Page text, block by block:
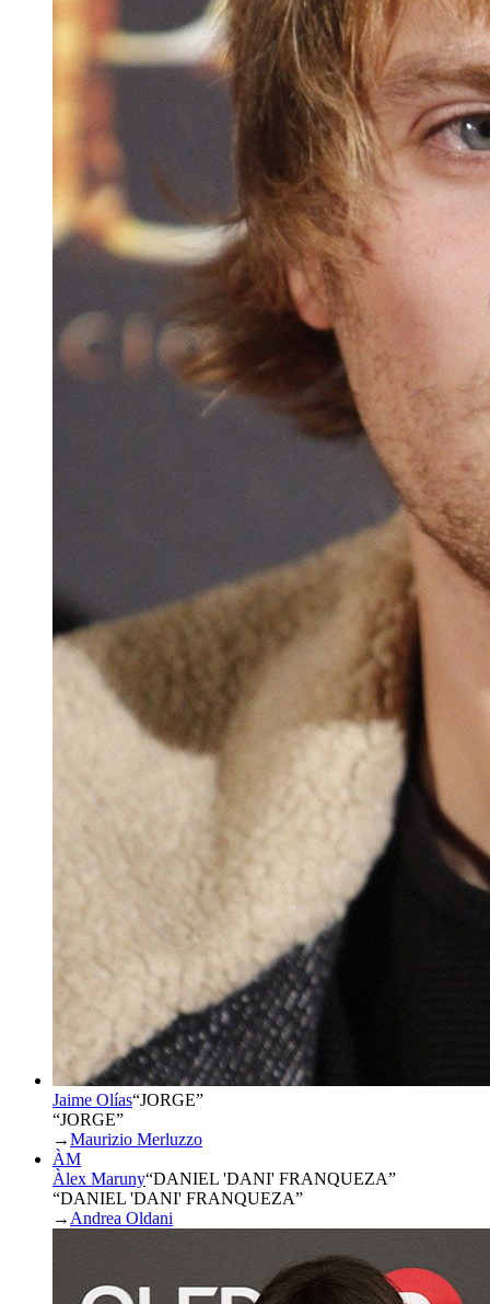
Jaime Olías“JORGE”
“JORGE”
→Maurizio Merluzzo
ÀM
Àlex Maruny“DANIEL 'DANI' FRANQUEZA”
“DANIEL 'DANI' FRANQUEZA”
→ Andrea Oldani